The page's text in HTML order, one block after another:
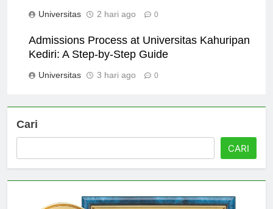
Universitas 2 hari ago 0
Admissions Process at Universitas Kahuripan
Kediri: A Step-by-Step Guide
Universitas 3 hari ago 0
Cari
CARI